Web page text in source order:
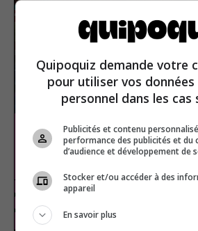
Stranger Things
TV Shows
Quipoquiz demande votre
pour utiliser vos
personnel dans les cas
Publicités et contenu
performance des publicités et du
d’audience et développement de
Stocker et/ou accéder à des
appareil
En savoir plus